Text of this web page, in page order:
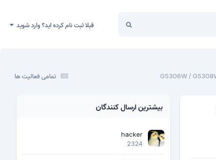
قبلا ثبت نام کرده اید؟ وارد شوید
تمامی فعالیت ها
بیشترین ارسال کنندگان
hacker
2324